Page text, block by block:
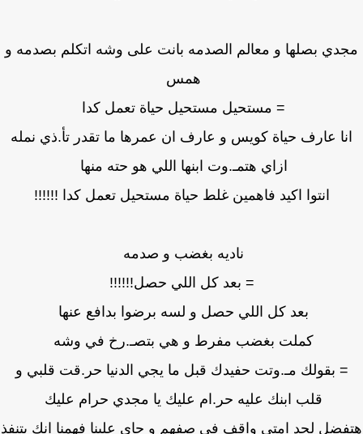
بصلها و معالم الصدمه بانت على وشه اتكلم بصدمه و
همس
= مستحيل مستحيل حياة تعمل كدا
عارف حياة كويس و عارف ان عمرها ما تقدر تأ.ذي نمله
ازاي هتمـ.وت ابنها اللي هو حته منها
انتوا اكيد فاهمين غلط حياة مستحيل تعمل كدا !!!!!!
ناديه بغضب و صدمه
= بعد كل اللي حصل!!!!!!
بعد كل اللي حصل و لسه برضوا بدافع عنها
كملت بغضب مفرط و هي بتصـ.رخ في وشه
= بقولك مـ.وتت حفيدك قبل ما يجي الدنيا حر.قت قلبي و
قلب ابنك عليه حر.ام عليك يا مجدي حرام عليك
لحد امتى واقف في صفهم و جاي علينا فهمنا انك بتنفذ